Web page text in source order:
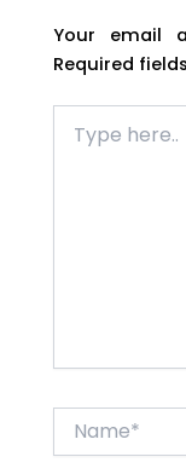
Your email
Required
here..